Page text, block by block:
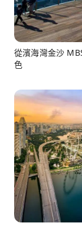
從濱海灣金沙
色